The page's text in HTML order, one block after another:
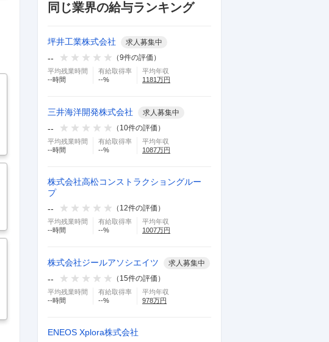
同じ業界の給与ランキング
坪井工業株式会社 求人募集中
-- （9件の評価）
平均残業時間
--時間
有給取得率
--%
平均年収
1181 万円
三井海洋開発株式会社 求人募集中
-- （ 10件の評価）
平均残業時間
--時間
有給取得率
--%
平均年収
1087万円
株式会社高松コンストラクショングルー
プ
--
（ 12件の評価）
平均残業時間
--時間
有給取得率
--%
平均年収
1007万円
株式会社ジールアソシエイツ 求人募集中
-- （ 15件の評価）
平均残業時間
--時間
有給取得率
--%
平均年収
978万円
ENEOS Xplora株式会社